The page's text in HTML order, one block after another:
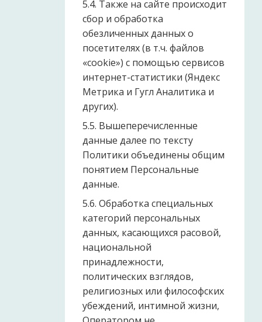
5.4. Также на сайте происходит
сбор и обработка
обезличенных данных о
посетителях (в т.ч. файлов
«cookie») с помощью сервисов
интернет-статистики (Яндекс
Метрика и Гугл Аналитика и
других).
5.5. Вышеперечисленные
данные далее по тексту
Политики объединены общим
понятием Персональные
данные.
5.6. Обработка специальных
категорий персональных
данных, касающихся расовой,
национальной
принадлежности,
политических взглядов,
религиозных или философских
убеждений, интимной жизни,